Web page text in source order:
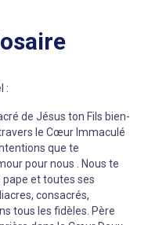
:
de Jésus ton Fils bien-
le Cœur Immaculé
que te
pour nous . Nous te
et toutes ses
consacrés,
tous les fidèles. Père